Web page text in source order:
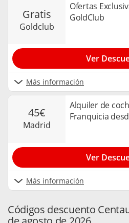
gratis
goldclub
Ofertas
GoldClub
Más información
Ver
45€
madrid
Alquiler de
Franquicia
Más información
Ver
Códigos descuento